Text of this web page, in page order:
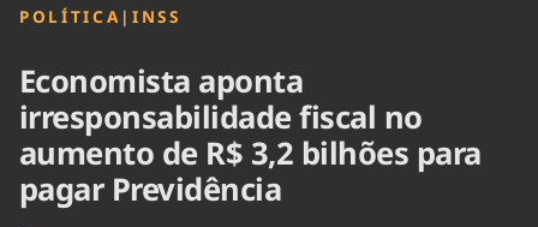
POLÍTICA | INSS
Economista aponta
irresponsabilidade fiscal no
aumento de R$ 3,2 bilhões para
pagar Previdência